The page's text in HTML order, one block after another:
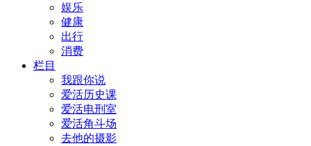
娱乐
健康
出行
消费
栏目
我跟你说
爱活历史课
爱活电刑室
爱活角斗场
去他的摄影